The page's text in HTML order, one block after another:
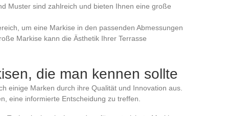
Muster sind zahlreich und bieten Ihnen eine große
um eine Markise in den passenden Abmessungen
Markise kann die Ästhetik Ihrer Terrasse
die man kennen sollte
einige Marken durch ihre Qualität und Innovation aus.
eine informierte Entscheidung zu treffen.